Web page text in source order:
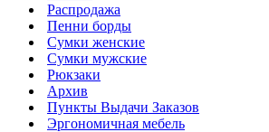
Распродажа
Пенни борды
Сумки женские
Сумки мужские
Рюкзаки
Архив
Пункты Выдачи Заказов
Эргономичная мебель